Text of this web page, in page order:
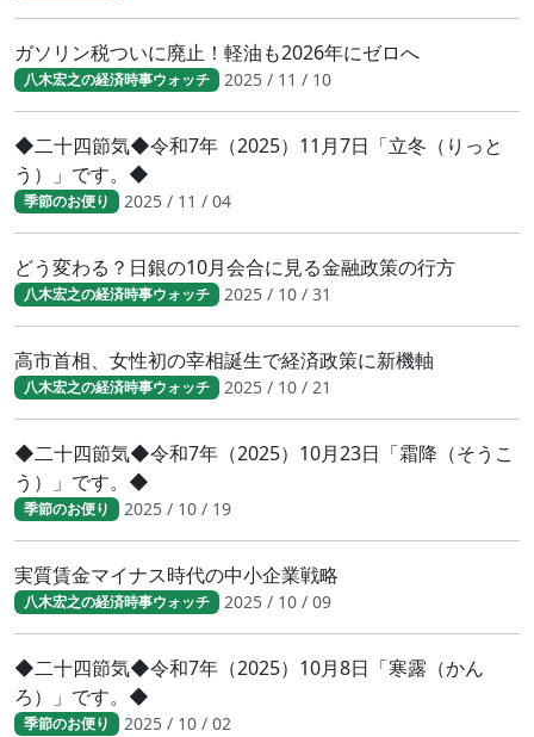
ガソリン税ついに廃止！軽油も2026年にゼロへ
八木宏之の経済時事ウォッチ 2025 / 11 / 10
◆二十四節気◆令和7年（2025）11月7日「立冬（りっと
う）」です。◆
季節のお便り 2025 / 11 / 04
どう変わる？日銀の10月会合に見る金融政策の行方
八木宏之の経済時事ウォッチ 2025 / 10 / 31
高市首相、女性初の宰相誕生で経済政策に新機軸
八木宏之の経済時事ウォッチ 2025 / 10 / 21
◆二十四節気◆令和7年（2025）10月23日「霜降（そうこ
う）」です。◆
季節のお便り 2025 / 10 / 19
実質賃金マイナス時代の中小企業戦略
八木宏之の経済時事ウォッチ 2025 / 10 / 09
◆二十四節気◆令和7年（2025）10月8日「寒露（かん
ろ）」です。◆
季節のお便り 2025 / 10 / 02